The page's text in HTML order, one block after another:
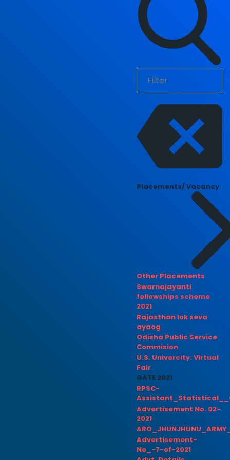
Placements/ Vacancy
Other Placements
Swarnajayanti
fellowships scheme
2021
Rajasthan lok seva
ayaog
Odisha Public Service
Commision
U.S. Univercity. Virtual
Fair
GATE 2021
RPSC-
Advertisement No. 02-
2021
Advertisement-
No_-7-of-2021